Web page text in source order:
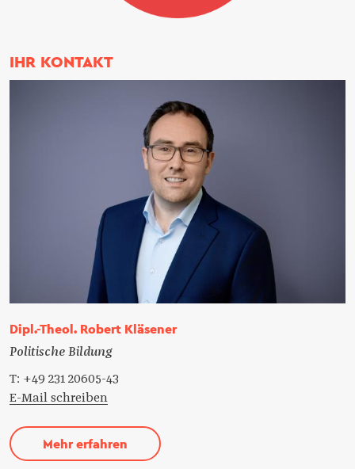
IHR KONTAKT
Dipl.-Theol. Robert Kläsener
Politische Bildung
T: +49 231 20605-43
E-Mail schreiben
Mehr erfahren